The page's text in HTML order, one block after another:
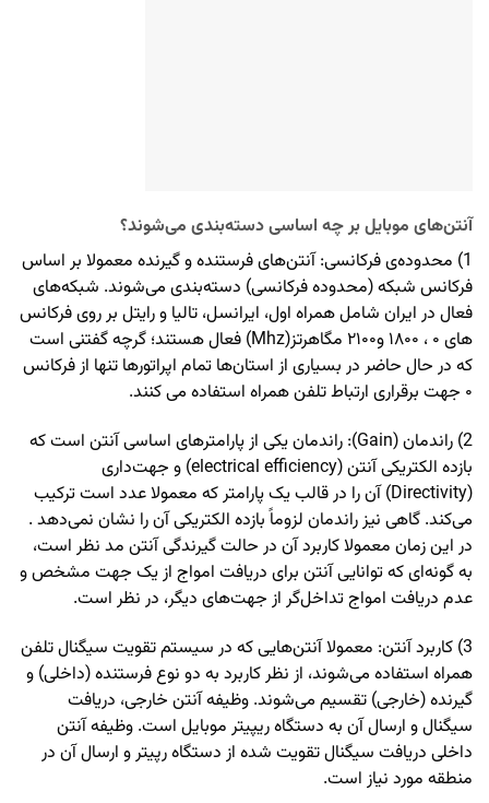
آنتن‌های موبایل بر چه اساسی دسته‌بندی می‌شوند؟
1) محدوده‌ی فرکانسی: آنتن‌های فرستنده و گیرنده معمولا بر اساس
فرکانس شبکه (محدوده فرکانسی) دسته‌بندی می‌شوند. شبکه‌های
فعال در ایران شامل همراه اول، ایرانسل، تالیا و رایتل بر روی فرکانس
های ۰ ، ۱۸۰۰ و۲۱۰۰ مگاهرتز(Mhz) فعال هستند؛ گرچه گفتنی است
که در حال حاضر در بسیاری از استان‌ها تمام اپراتورها تنها از فرکانس
۰ جهت برقراری ارتباط تلفن همراه استفاده می کنند.
2) راندمان (Gain): راندمان یکی از پارامترهای اساسی آنتن است که
بازده الکتریکی آنتن (electrical efficiency) و جهت‌داری
(Directivity) آن را در قالب یک پارامتر که معمولا عدد است ترکیب
می‌کند. گاهی نیز راندمان لزوماً بازده الکتریکی آن را نشان نمی‌دهد .
در این زمان معمولا کاربرد آن در حالت گیرندگی آنتن مد نظر است،
به گونه‌ای که توانایی آنتن برای دریافت امواج از یک جهت مشخص و
عدم دریافت امواج تداخل‌گر از جهت‌های دیگر، در نظر است.
3) کاربرد آنتن: معمولا آنتن‌هایی که در سیستم تقویت سیگنال تلفن
همراه استفاده می‌شوند، از نظر کاربرد به دو نوع فرستنده (داخلی) و
گیرنده (خارجی) تقسیم می‌شوند. وظیفه آنتن خارجی، دریافت
سیگنال و ارسال آن به دستگاه ریپیتر موبایل است. وظیفه آنتن
داخلی دریافت سیگنال تقویت شده از دستگاه رپیتر و ارسال آن در
منطقه مورد نیاز است.